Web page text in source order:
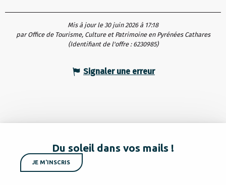
Mis à jour le 30 juin 2026 à 17:18
par Office de Tourisme, Culture et Patrimoine en Pyrénées Cathares
(Identifiant de l'offre : 6230985)
Signaler une erreur
Du soleil dans vos mails !
JE M'INSCRIS